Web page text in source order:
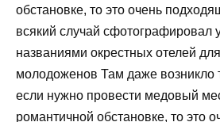
обстановке, то это очень
всякий случай сфотографировал
названиями окрестных отелей
молодоженов Там даже
если нужно провести медовый
романтичной обстановке, то это